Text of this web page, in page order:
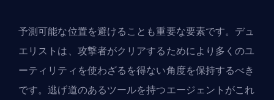
予測可能な位置を避けることも重要な要素です。デュ
エリストは、攻撃者がクリアするためにより多くのユ
ーティリティを使わざるを得ない角度を保持するべき
です。逃げ道のあるツールを持つエージェントがこれ